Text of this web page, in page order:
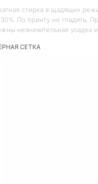
стирка в щадящих
По принту не гладить.
незначительная усадка
СЕТКА